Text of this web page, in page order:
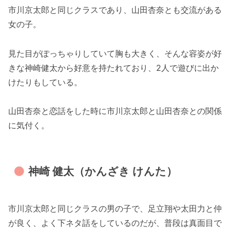
市川京太郎と同じクラスであり、山田杏奈とも交流がある
女の子。
見た目がぽっちゃりしていて胸も大きく、そんな容姿が好
きな神崎健太から好意を持たれており、2人で遊びに出か
けたりもしている。
山田杏奈と恋話をした時に市川京太郎と山田杏奈との関係
に気付く。
神崎 健太（かんざき けんた）
市川京太郎と同じクラスの男の子で、足立翔や太田力と仲
が良く、よく下ネタ話をしているのだが、普段は真面目で